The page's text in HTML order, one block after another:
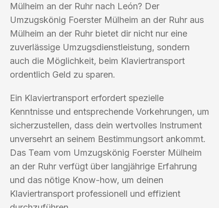
Mülheim an der Ruhr nach León? Der
Umzugskönig Foerster Mülheim an der Ruhr aus
Mülheim an der Ruhr bietet dir nicht nur eine
zuverlässige Umzugsdienstleistung, sondern
auch die Möglichkeit, beim Klaviertransport
ordentlich Geld zu sparen.
Ein Klaviertransport erfordert spezielle
Kenntnisse und entsprechende Vorkehrungen, um
sicherzustellen, dass dein wertvolles Instrument
unversehrt an seinem Bestimmungsort ankommt.
Das Team vom Umzugskönig Foerster Mülheim
an der Ruhr verfügt über langjährige Erfahrung
und das nötige Know-how, um deinen
Klaviertransport professionell und effizient